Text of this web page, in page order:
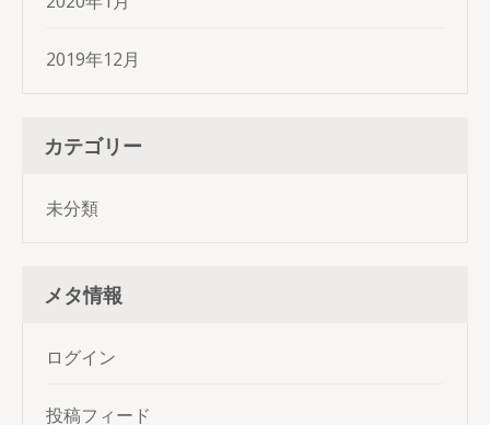
2019年12月
カテゴリー
未分類
メタ情報
ログイン
投稿フィード